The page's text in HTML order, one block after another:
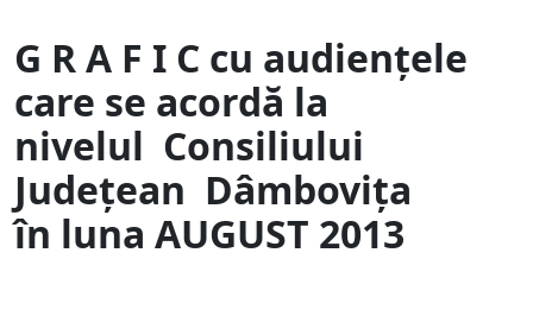
G R A F I C cu audienţele
care se acordă la
nivelul Consiliului
Judeţean Dâmboviţa
în luna AUGUST 2013